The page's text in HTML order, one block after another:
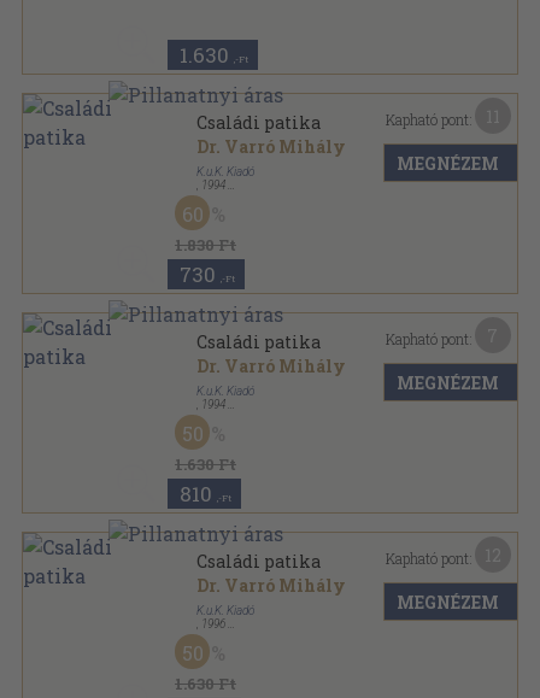
1.630 ,-Ft
Családi patika
Dr. Varró Mihály
K.u.K. Kiadó
1994
Fűzött kemény papírkötés
Családi patika sorozat
1.830 Ft
60
730 ,-Ft
Kapható pont:
MEGNÉZEM
Családi patika
Dr. Varró Mihály
K.u.K. Kiadó
1994
Fűzött kemény papírkötés
Családi patika sorozat
1.630 Ft
50
810 ,-Ft
Kapható pont:
MEGNÉZEM
Családi patika
Dr. Varró Mihály
K.u.K. Kiadó
1996
Fűzött kemény papírkötés
Családi patika sorozat
1.630 Ft
50
Kapható pont:
MEGNÉZEM